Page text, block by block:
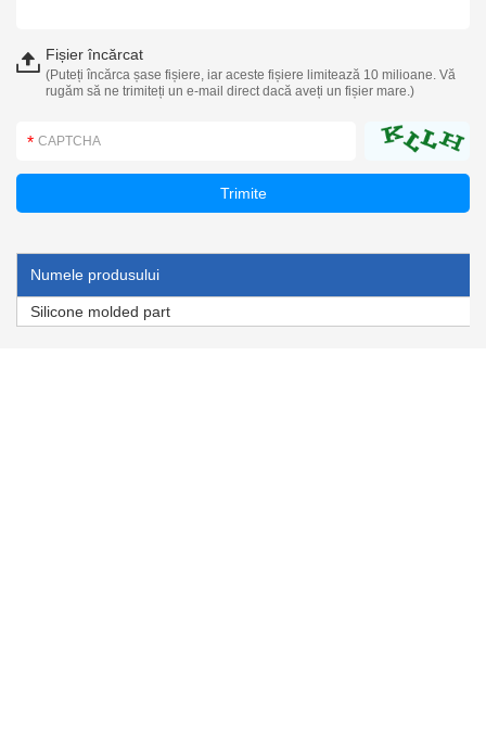
Fișier încărcat
(Puteți încărca șase fișiere, iar aceste fișiere limitează 10 milioane. Vă
rugăm să ne trimiteți un e-mail direct dacă aveți un fișier mare.)
Numele produsului
Silicone molded part